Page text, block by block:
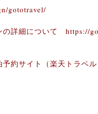
gototravel/
の詳細について https://
約サイト（楽天トラベ